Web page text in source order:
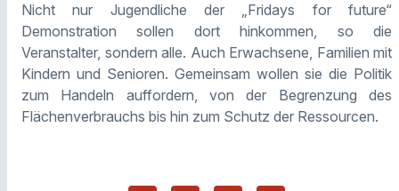
Nicht nur Jugendliche der „Fridays for future“
Demonstration sollen dort hinkommen, so die
Veranstalter, sondern alle. Auch Erwachsene, Familien mit
Kindern und Senioren. Gemeinsam wollen sie die Politik
zum Handeln auffordern, von der Begrenzung des
Flächenverbrauchs bis hin zum Schutz der Ressourcen.